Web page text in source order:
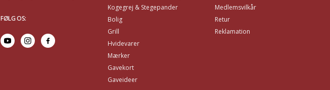
FØLG OS:
Kogegrej & Stegepander
Bolig
Grill
Hvidevarer
Mærker
Gavekort
Gaveideer
Medlemsvilkår
Retur
Reklamation